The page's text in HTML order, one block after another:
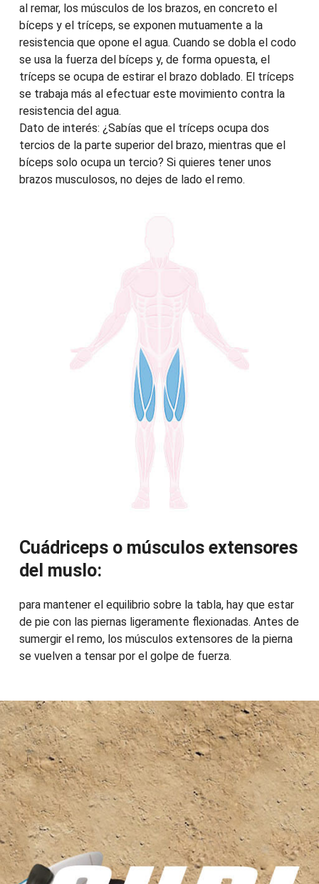
al remar, los músculos de los brazos, en concreto el
bíceps y el tríceps, se exponen mutuamente a la
resistencia que opone el agua. Cuando se dobla el codo
se usa la fuerza del bíceps y, de forma opuesta, el
tríceps se ocupa de estirar el brazo doblado. El tríceps
se trabaja más al efectuar este movimiento contra la
resistencia del agua.
Dato de interés: ¿Sabías que el tríceps ocupa dos
tercios de la parte superior del brazo, mientras que el
bíceps solo ocupa un tercio? Si quieres tener unos
brazos musculosos, no dejes de lado el remo.
Cuádriceps o músculos extensores
del muslo:
para mantener el equilibrio sobre la tabla, hay que estar
de pie con las piernas ligeramente flexionadas. Antes de
sumergir el remo, los músculos extensores de la pierna
se vuelven a tensar por el golpe de fuerza.